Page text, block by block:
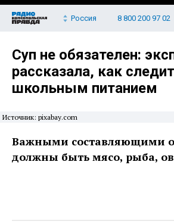
Россия 8 800 200 97 02
Суп не обязателен:
рассказала, как
школьным питанием
Источник: pixabay.com
Важными составляющими
должны быть мясо, рыба,